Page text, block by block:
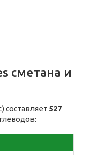
сметана и
составляет 527